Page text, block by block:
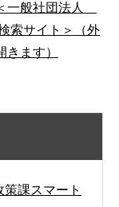
一般社団法人
索サイト＞（外
ます）
課スマート